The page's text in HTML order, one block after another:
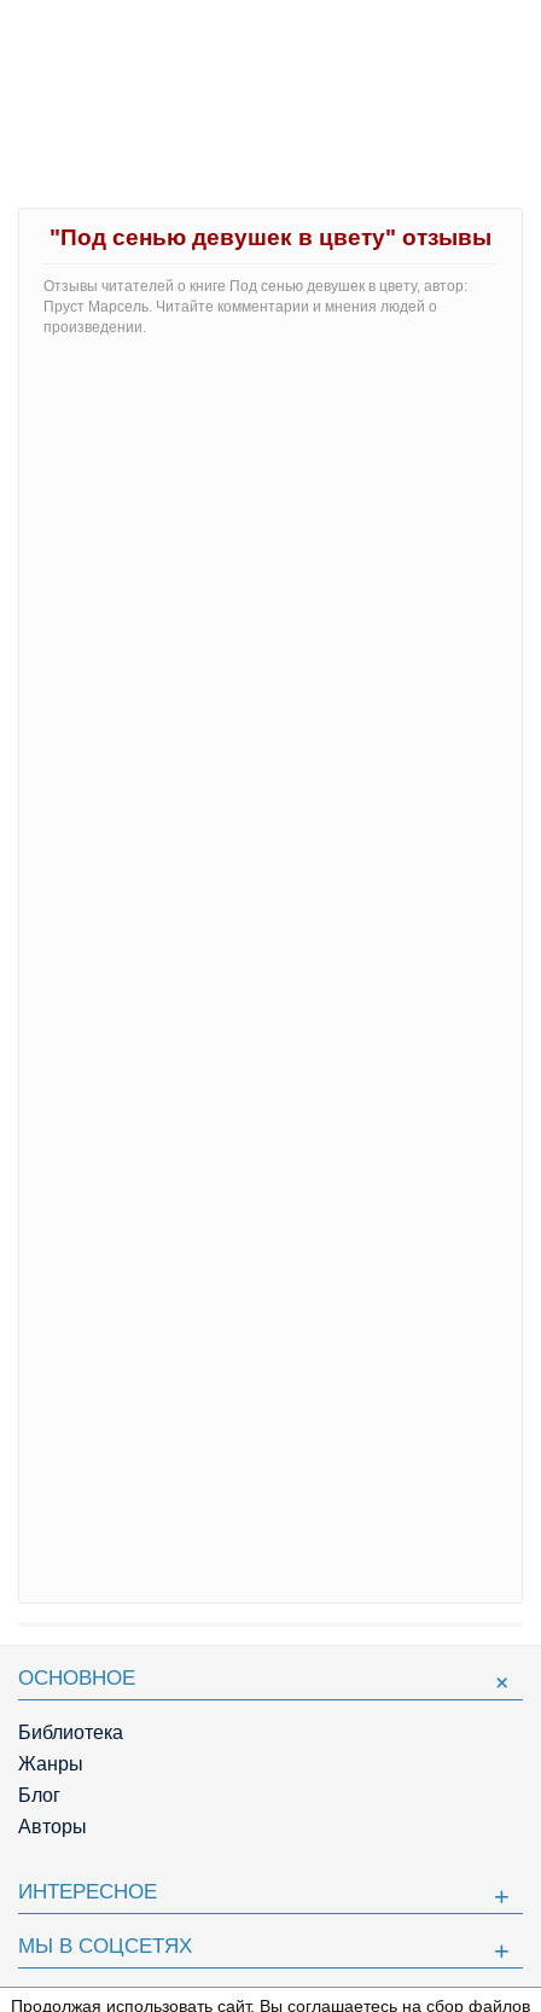
"Под сенью девушек в цвету" отзывы
Отзывы читателей о книге Под сенью девушек в цвету, автор:
Пруст Марсель. Читайте комментарии и мнения людей о
произведении.
ОСНОВНОЕ
Библиотека
Жанры
Блог
Авторы
ИНТЕРЕСНОЕ
МЫ В СОЦСЕТЯХ
ПОЛЕЗНОЕ
Продолжая использовать сайт, Вы соглашаетесь на сбор файлов